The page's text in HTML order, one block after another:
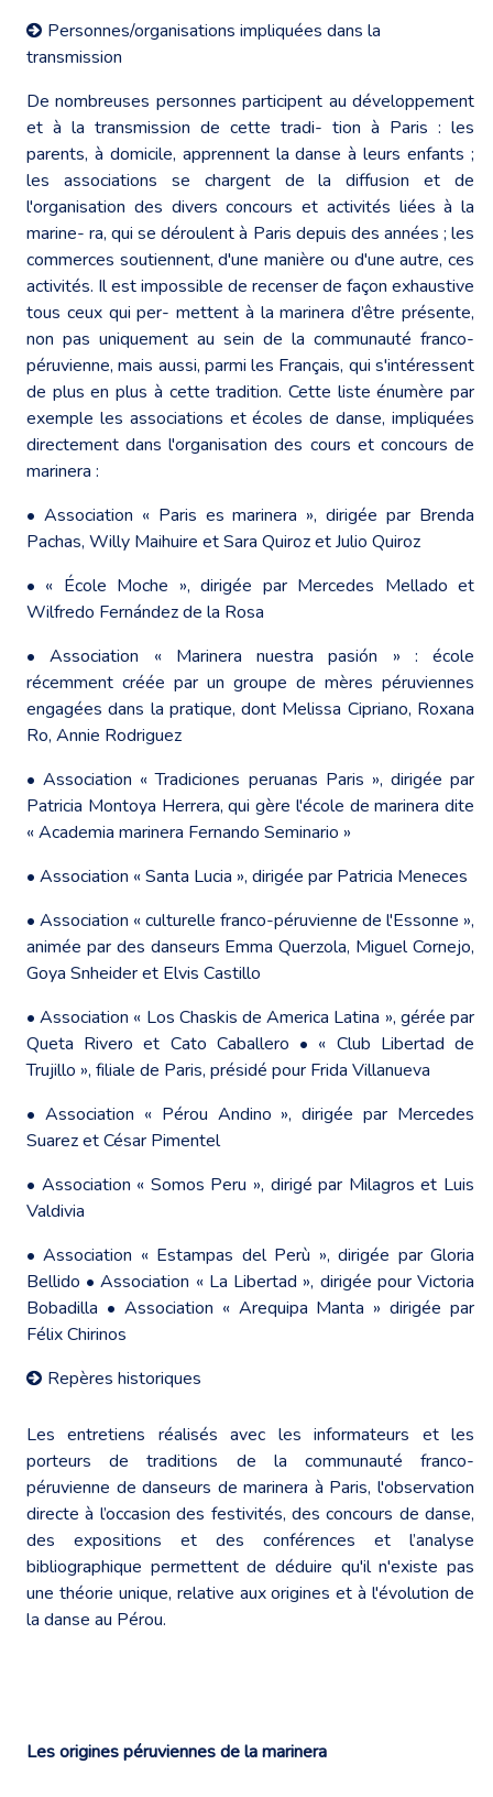
Personnes/organisations impliquées dans la
transmission
De nombreuses personnes participent au développement
et à la transmission de cette tradi- tion à Paris : les
parents, à domicile, apprennent la danse à leurs enfants ;
les associations se chargent de la diffusion et de
l'organisation des divers concours et activités liées à la
marine- ra, qui se déroulent à Paris depuis des années ; les
commerces soutiennent, d'une manière ou d'une autre, ces
activités. Il est impossible de recenser de façon exhaustive
tous ceux qui per- mettent à la marinera d’être présente,
non pas uniquement au sein de la communauté franco-
péruvienne, mais aussi, parmi les Français, qui s'intéressent
de plus en plus à cette tradition. Cette liste énumère par
exemple les associations et écoles de danse, impliquées
directement dans l'organisation des cours et concours de
marinera :
• Association « Paris es marinera », dirigée par Brenda
Pachas, Willy Maihuire et Sara Quiroz et Julio Quiroz
• « École Moche », dirigée par Mercedes Mellado et
Wilfredo Fernández de la Rosa
• Association « Marinera nuestra pasión » : école
récemment créée par un groupe de mères péruviennes
engagées dans la pratique, dont Melissa Cipriano, Roxana
Ro, Annie Rodriguez
• Association « Tradiciones peruanas Paris », dirigée par
Patricia Montoya Herrera, qui gère l'école de marinera dite
« Academia marinera Fernando Seminario »
• Association « Santa Lucia », dirigée par Patricia Meneces
• Association « culturelle franco-péruvienne de l'Essonne »,
animée par des danseurs Emma Querzola, Miguel Cornejo,
Goya Snheider et Elvis Castillo
• Association « Los Chaskis de America Latina », gérée par
Queta Rivero et Cato Caballero • « Club Libertad de
Trujillo », filiale de Paris, présidé pour Frida Villanueva
• Association « Pérou Andino », dirigée par Mercedes
Suarez et César Pimentel
• Association « Somos Peru », dirigé par Milagros et Luis
Valdivia
• Association « Estampas del Perù », dirigée par Gloria
Bellido • Association « La Libertad », dirigée pour Victoria
Bobadilla • Association « Arequipa Manta » dirigée par
Félix Chirinos
Repères historiques
Les entretiens réalisés avec les informateurs et les
porteurs de traditions de la communauté franco-
péruvienne de danseurs de marinera à Paris, l'observation
directe à l’occasion des festivités, des concours de danse,
des expositions et des conférences et l’analyse
bibliographique permettent de déduire qu'il n'existe pas
une théorie unique, relative aux origines et à l'évolution de
la danse au Pérou.
Les origines péruviennes de la marinera